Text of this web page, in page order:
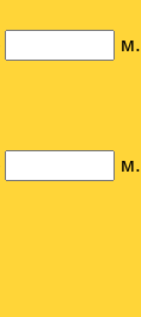
м.
м.